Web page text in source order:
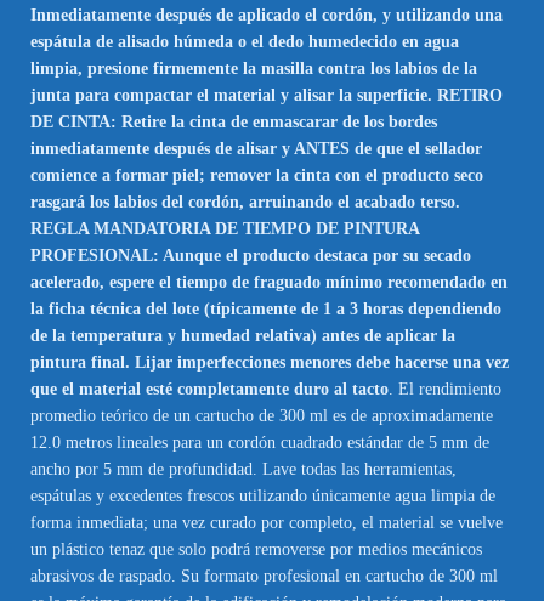
Inmediatamente después de aplicado el cordón, y utilizando una
espátula de alisado húmeda o el dedo humedecido en agua
limpia, presione firmemente la masilla contra los labios de la
junta para compactar el material y alisar la superficie. RETIRO
DE CINTA: Retire la cinta de enmascarar de los bordes
inmediatamente después de alisar y ANTES de que el sellador
comience a formar piel; remover la cinta con el producto seco
rasgará los labios del cordón, arruinando el acabado terso.
REGLA MANDATORIA DE TIEMPO DE PINTURA
PROFESIONAL: Aunque el producto destaca por su secado
acelerado, espere el tiempo de fraguado mínimo recomendado en
la ficha técnica del lote (típicamente de 1 a 3 horas dependiendo
de la temperatura y humedad relativa) antes de aplicar la
pintura final. Lijar imperfecciones menores debe hacerse una vez
que el material esté completamente duro al tacto. El rendimiento
promedio teórico de un cartucho de 300 ml es de aproximadamente
12.0 metros lineales para un cordón cuadrado estándar de 5 mm de
ancho por 5 mm de profundidad. Lave todas las herramientas,
espátulas y excedentes frescos utilizando únicamente agua limpia de
forma inmediata; una vez curado por completo, el material se vuelve
un plástico tenaz que solo podrá removerse por medios mecánicos
abrasivos de raspado. Su formato profesional en cartucho de 300 ml